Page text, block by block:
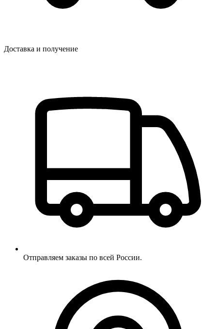
Доставка и получение
Отправляем заказы по всей России.